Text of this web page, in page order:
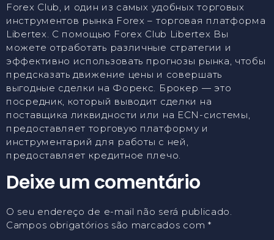
Forex Club, и один из самых удобных торговых
инструментов рынка Forex – торговая платформа
Libertex. С помощью Forex Club Libertex Вы
можете отработать различные стратегии и
эффективно использовать прогнозы рынка, чтобы
предсказать движение цены и совершать
выгодные сделки на Форекс. Брокер — это
посредник, который выводит сделки на
поставщика ликвидности или на ECN-системы,
предоставляет торговую платформу и
инструментарий для работы с ней,
предоставляет кредитное плечо.
Deixe um comentário
O seu endereço de e-mail não será publicado.
Campos obrigatórios são marcados com *